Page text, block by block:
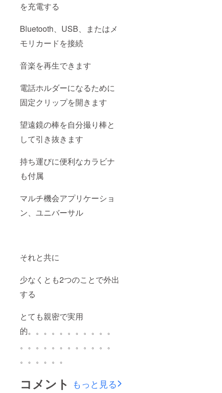
を充電する
Bluetooth、USB、またはメ
モリカードを接続
音楽を再生できます
電話ホルダーになるために
固定クリップを開きます
望遠鏡の棒を自分撮り棒と
して引き抜きます
持ち運びに便利なカラビナ
も付属
マルチ機会アプリケーショ
ン、ユニバーサル
それと共に
少なくとも2つのことで外出
する
とても親密で実用
的。。。。。。。。。。。
。。。。。。。。。。。。
。。。。。。
コメント もっと見る